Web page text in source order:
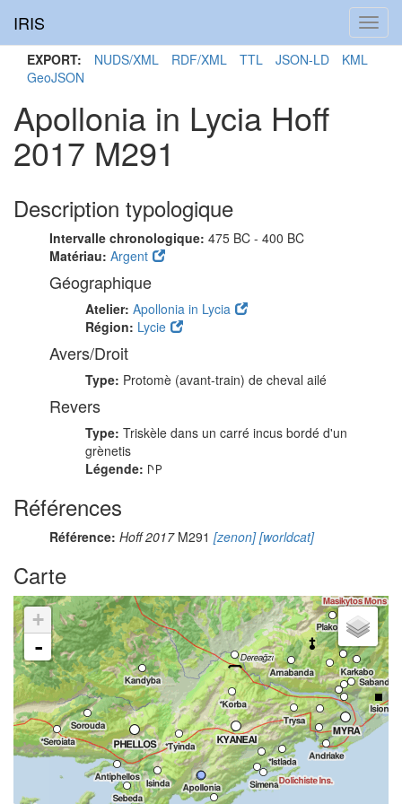
IRIS
EXPORT: NUDS/XML RDF/XML TTL JSON-LD
KML
GeoJSON
Apollonia in Lycia Hoff
2017 M291
Description typologique
Intervalle chronologique: 475 BC - 400 BC
Matériau: Argent
Géographique
Atelier: Apollonia in Lycia
Région: Lycie
Avers/Droit
Type: Protomè (avant-train) de cheval ailé
Revers
Type: Triskèle dans un carré incus bordé d'un
grènetis
Légende: 𐊓𐊕
Références
Référence: Hoff 2017M291 [zenon][worldcat]
Carte
+
-